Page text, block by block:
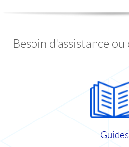
Besoin d'assistance
Guides